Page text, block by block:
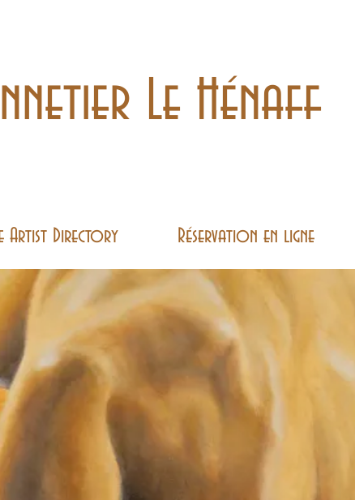
Le Hénaff
Artist Directory Réservation en ligne